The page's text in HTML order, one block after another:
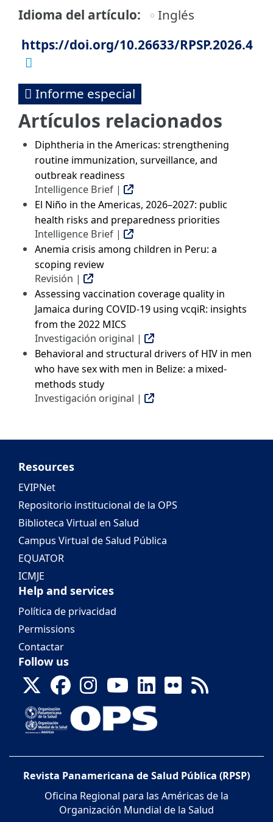
Idioma del artículo
Inglés
https://doi.org/10.26633/RPSP.2026.4
Informe especial
Artículos relacionados
Diphtheria in the Americas: strengthening
routine immunization, surveillance, and
outbreak readiness
Intelligence Brief |
El Niño in the Americas, 2026–2027: public
health risks and preparedness priorities
Intelligence Brief |
Anemia crisis among children in Peru: a
scoping review
Revisión |
Assessing vaccination coverage quality in
Jamaica during COVID-19 using vcqiR: insights
from the 2022 MICS
Investigación original |
Behavioral and structural drivers of HIV in men
who have sex with men in Belize: a mixed-
methods study
Investigación original |
Resources
EVIPNet
Repositorio institucional de la OPS
Biblioteca Virtual en Salud
Campus Virtual de Salud Pública
EQUATOR
ICMJE
Help and services
Política de privacidad
Permissions
Contactar
Follow us
Revista Panamericana de Salud Pública (RPSP)
Oficina Regional para las Américas de la
Organización Mundial de la Salud